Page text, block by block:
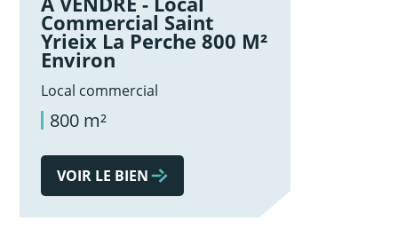
Commercial Saint
Yrieix La Perche 800 M²
Environ
Local commercial
800 m²
VOIR LE BIEN